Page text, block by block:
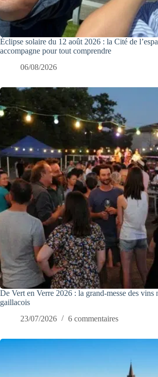
Éclipse solaire du 12 août 2026 : la Cité de
accompagne pour tout comprendre
06/08/2026
De Vert en Verre 2026 : la grand-messe des vins
gaillacois
23/07/2026
6 commentaires